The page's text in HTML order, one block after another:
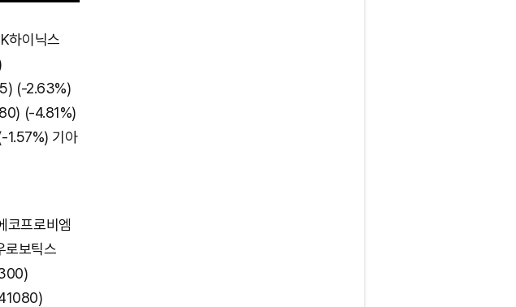
u
t
e
하이닉스
(-2.63%)
(-4.81%)
1.57%) 기아
프로비엠
보틱스